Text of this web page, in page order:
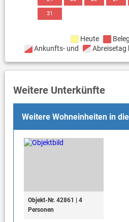
31
Heute
Ankunfts- und
Abreisetag
Weitere Unterkünfte
Weitere Wohneinheiten in
Objekt-Nr. 42861 | 4
Personen